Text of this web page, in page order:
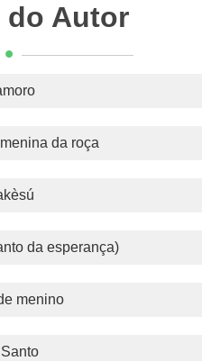
do Autor
da roça
da esperança)
menino